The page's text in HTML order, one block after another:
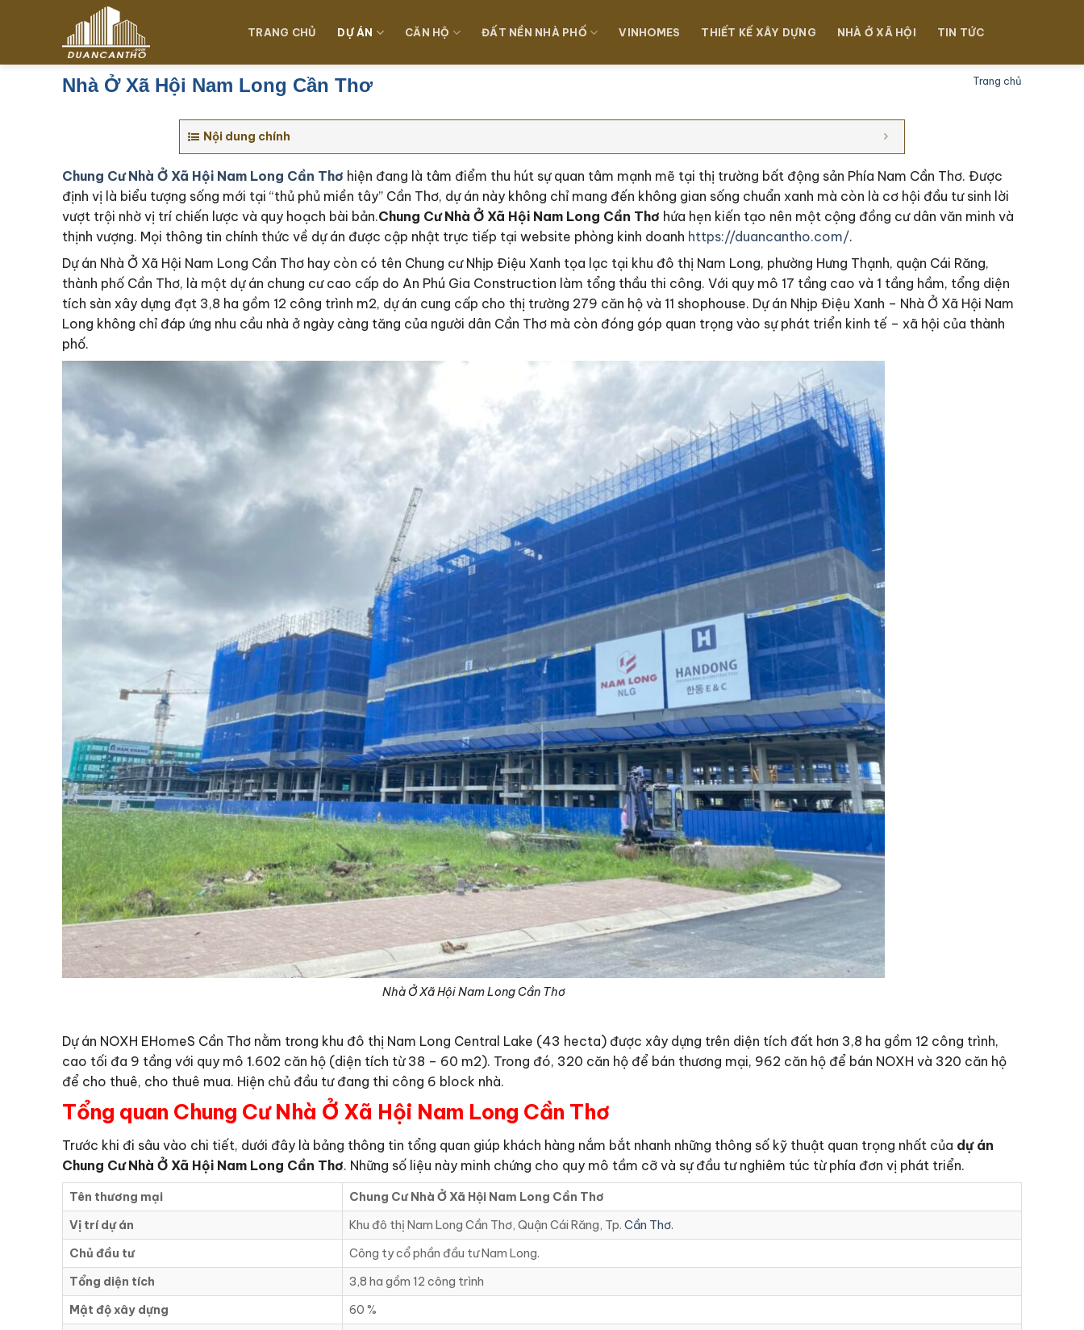
dung
TRANG CHỦ DỰ ÁN CĂN HỘ ĐẤT NỀN NHÀ PHỐ VINHOMES THIẾT KẾ XÂY DỰNG NHÀ Ở XÃ HỘI TIN TỨC
Nhà Ở Xã Hội Nam Long Cần Thơ Trang chủ
Nội dung chính
Chung Cư Nhà Ở Xã Hội Nam Long Cần Thơ hiện đang là tâm điểm thu hút sự quan tâm mạnh mẽ tại thị trường bất động sản Phía Nam Cần Thơ. Được
định vị là biểu tượng sống mới tại “thủ phủ miền tây” Cần Thơ, dự án này không chỉ mang đến không gian sống chuẩn xanh mà còn là cơ hội đầu tư sinh lời
vượt trội nhờ vị trí chiến lược và quy hoạch bài bản.Chung Cư Nhà Ở Xã Hội Nam Long Cần Thơ hứa hẹn kiến tạo nên một cộng đồng cư dân văn minh và
thịnh vượng. Mọi thông tin chính thức về dự án được cập nhật trực tiếp tại website phòng kinh doanh https://duancantho.com/.
Dự án Nhà Ở Xã Hội Nam Long Cần Thơ hay còn có tên Chung cư Nhịp Điệu Xanh tọa lạc tại khu đô thị Nam Long, phường Hưng Thạnh, quận Cái Răng,
thành phố Cần Thơ, là một dự án chung cư cao cấp do An Phú Gia Construction làm tổng thầu thi công. Với quy mô 17 tầng cao và 1 tầng hầm, tổng diện
tích sàn xây dựng đạt 3,8 ha gồm 12 công trình m2, dự án cung cấp cho thị trường 279 căn hộ và 11 shophouse. Dự án Nhịp Điệu Xanh – Nhà Ở Xã Hội Nam
Long không chỉ đáp ứng nhu cầu nhà ở ngày càng tăng của người dân Cần Thơ mà còn đóng góp quan trọng vào sự phát triển kinh tế – xã hội của thành
phố.
Nhà Ở Xã Hội Nam Long Cần Thơ
Dự án NOXH EHomeS Cần Thơ nằm trong khu đô thị Nam Long Central Lake (43 hecta) được xây dựng trên diện tích đất hơn 3,8 ha gồm 12 công trình,
cao tối đa 9 tầng với quy mô 1.602 căn hộ (diện tích từ 38 – 60 m2). Trong đó, 320 căn hộ để bán thương mại, 962 căn hộ để bán NOXH và 320 căn hộ
để cho thuê, cho thuê mua. Hiện chủ đầu tư đang thi công 6 block nhà.
Tổng quan Chung Cư Nhà Ở Xã Hội Nam Long Cần Thơ
Trước khi đi sâu vào chi tiết, dưới đây là bảng thông tin tổng quan giúp khách hàng nắm bắt nhanh những thông số kỹ thuật quan trọng nhất của dự án
Chung Cư Nhà Ở Xã Hội Nam Long Cần Thơ. Những số liệu này minh chứng cho quy mô tầm cỡ và sự đầu tư nghiêm túc từ phía đơn vị phát triển.
Tên thương mại
Chung Cư Nhà Ở Xã Hội Nam Long Cần Thơ
Vị trí dự án
Khu đô thị Nam Long Cần Thơ, Quận Cái Răng, Tp. Cần Thơ.
Chủ đầu tư
Công ty cổ phần đầu tư Nam Long.
Tổng diện tích
3,8 ha gồm 12 công trình
Mật độ xây dựng
60 %